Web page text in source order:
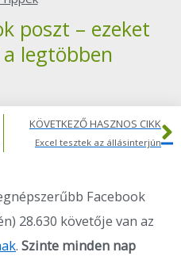
poszt – ezeket
legtöbben
KÖVETKEZŐ HASZNOS CIKK
Excel tesztek az állásinterjún
Facebook
28.630 követője van az
. Szinte minden nap